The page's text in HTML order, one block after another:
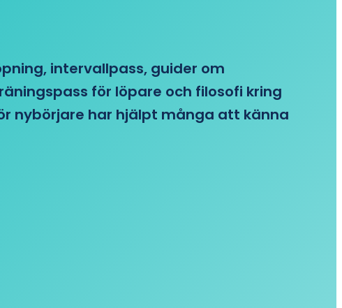
intervallpass, guider om
för löpare och filosofi kring
nybörjare har hjälpt många att känna